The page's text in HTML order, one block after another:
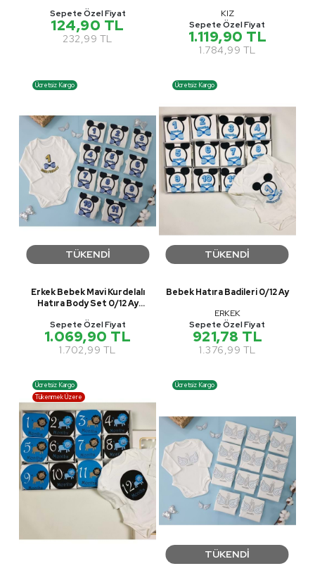
Sepete Özel Fiyat
124,90 TL
232,99 TL
KIZ
Sepete Özel Fiyat
1.119,90 TL
1.784,99 TL
Ücretsiz Kargo
TÜKENDİ
Erkek Bebek Mavi Kurdelalı
Hatıra Body Set 0/12 Ay
Sepete Özel Fiyat
1.069,90 TL
1.702,99 TL
Ücretsiz Kargo
TÜKENDİ
Bebek Hatıra Badileri 0/12 Ay
ERKEK
Sepete Özel Fiyat
921,78 TL
1.376,99 TL
Ücretsiz Kargo
Tükenmek Üzere
Ücretsiz Kargo
TÜKENDİ